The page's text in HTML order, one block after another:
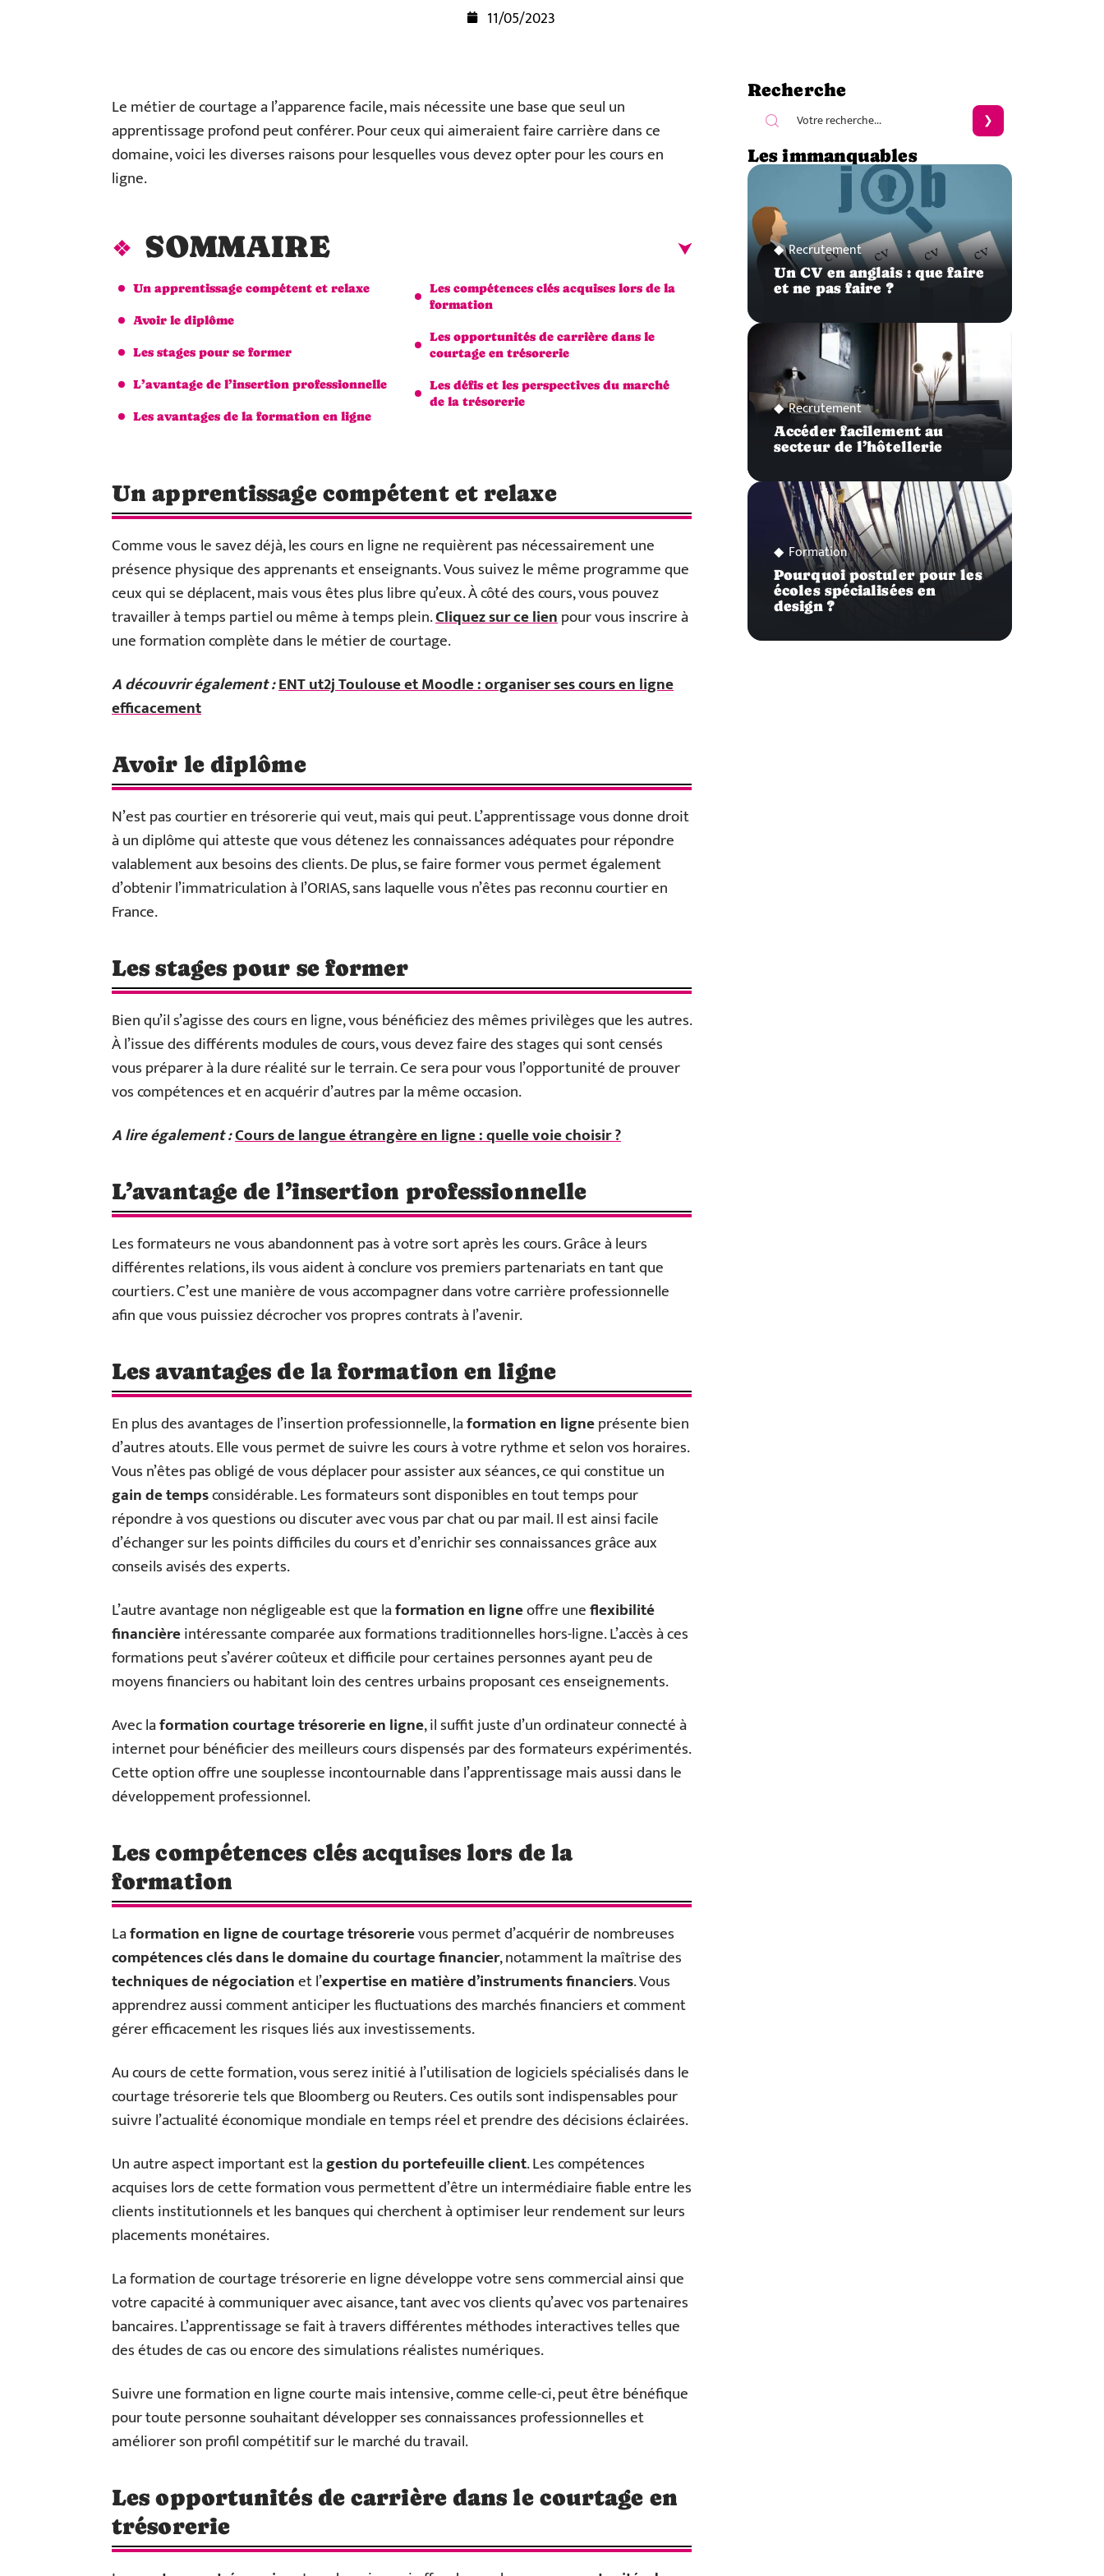
11/05/2023
Le métier de courtage a l’apparence facile, mais nécessite une base que seul un
apprentissage profond peut conférer. Pour ceux qui aimeraient faire carrière dans ce
domaine, voici les diverses raisons pour lesquelles vous devez opter pour les cours en
ligne.
SOMMAIRE
Un apprentissage compétent et relaxe
Avoir le diplôme
Les stages pour se former
L’avantage de l’insertion professionnelle
Les avantages de la formation en ligne
Les compétences clés acquises lors de la
formation
Les opportunités de carrière dans le
courtage en trésorerie
Les défis et les perspectives du marché
de la trésorerie
Un apprentissage compétent et relaxe
Comme vous le savez déjà, les cours en ligne ne requièrent pas nécessairement une
présence physique des apprenants et enseignants. Vous suivez le même programme que
ceux qui se déplacent, mais vous êtes plus libre qu’eux. À côté des cours, vous pouvez
travailler à temps partiel ou même à temps plein.Cliquez sur ce lienpour vous inscrire à
une formation complète dans le métier de courtage.
A découvrir également :ENT ut2j Toulouse et Moodle : organiser ses cours en ligne
efficacement
Avoir le diplôme
N’est pas courtier en trésorerie qui veut, mais qui peut. L’apprentissage vous donne droit
à un diplôme qui atteste que vous détenez les connaissances adéquates pour répondre
valablement aux besoins des clients. De plus, se faire former vous permet également
d’obtenir l’immatriculation à l’ORIAS, sans laquelle vous n’êtes pas reconnu courtier en
France.
Les stages pour se former
Bien qu’il s’agisse des cours en ligne, vous bénéficiez des mêmes privilèges que les autres.
À l’issue des différents modules de cours, vous devez faire des stages qui sont censés
vous préparer à la dure réalité sur le terrain. Ce sera pour vous l’opportunité de prouver
vos compétences et en acquérir d’autres par la même occasion.
A lire également :Cours de langue étrangère en ligne : quelle voie choisir ?
L’avantage de l’insertion professionnelle
Les formateurs ne vous abandonnent pas à votre sort après les cours. Grâce à leurs
différentes relations, ils vous aident à conclure vos premiers partenariats en tant que
courtiers. C’est une manière de vous accompagner dans votre carrière professionnelle
afin que vous puissiez décrocher vos propres contrats à l’avenir.
Les avantages de la formation en ligne
En plus des avantages de l’insertion professionnelle, laformation en ligneprésente bien
d’autres atouts. Elle vous permet de suivre les cours à votre rythme et selon vos horaires.
Vous n’êtes pas obligé de vous déplacer pour assister aux séances, ce qui constitue un
gain de tempsconsidérable. Les formateurs sont disponibles en tout temps pour
répondre à vos questions ou discuter avec vous par chat ou par mail. Il est ainsi facile
d’échanger sur les points difficiles du cours et d’enrichir ses connaissances grâce aux
conseils avisés des experts.
L’autre avantage non négligeable est que laformation en ligneoffre uneflexibilité
financièreintéressante comparée aux formations traditionnelles hors-ligne. L’accès à ces
formations peut s’avérer coûteux et difficile pour certaines personnes ayant peu de
moyens financiers ou habitant loin des centres urbains proposant ces enseignements.
Avec laformation courtage trésorerie en ligne, il suffit juste d’un ordinateur connecté à
internet pour bénéficier des meilleurs cours dispensés par des formateurs expérimentés.
Cette option offre une souplesse incontournable dans l’apprentissage mais aussi dans le
développement professionnel.
Les compétences clés acquises lors de la
formation
Laformation en ligne de courtage trésorerievous permet d’acquérir de nombreuses
compétences clés dans le domaine du courtage financier, notamment la maîtrise des
techniques de négociationet l’expertise en matière d’instruments financiers. Vous
apprendrez aussi comment anticiper les fluctuations des marchés financiers et comment
gérer efficacement les risques liés aux investissements.
Au cours de cette formation, vous serez initié à l’utilisation de logiciels spécialisés dans le
courtage trésorerie tels que Bloomberg ou Reuters. Ces outils sont indispensables pour
suivre l’actualité économique mondiale en temps réel et prendre des décisions éclairées.
Un autre aspect important est lagestion du portefeuille client. Les compétences
acquises lors de cette formation vous permettent d’être un intermédiaire fiable entre les
clients institutionnels et les banques qui cherchent à optimiser leur rendement sur leurs
placements monétaires.
La formation de courtage trésorerie en ligne développe votre sens commercial ainsi que
votre capacité à communiquer avec aisance, tant avec vos clients qu’avec vos partenaires
bancaires. L’apprentissage se fait à travers différentes méthodes interactives telles que
des études de cas ou encore des simulations réalistes numériques.
Suivre une formation en ligne courte mais intensive, comme celle-ci, peut être bénéfique
pour toute personne souhaitant développer ses connaissances professionnelles et
améliorer son profil compétitif sur le marché du travail.
Les opportunités de carrière dans le courtage en
trésorerie
Recherche
Les immanquables
Recrutement
Un CV en anglais : que faire
et ne pas faire ?
Recrutement
Accéder facilement au
secteur de l’hôtellerie
Formation
Pourquoi postuler pour les
écoles spécialisées en
design ?